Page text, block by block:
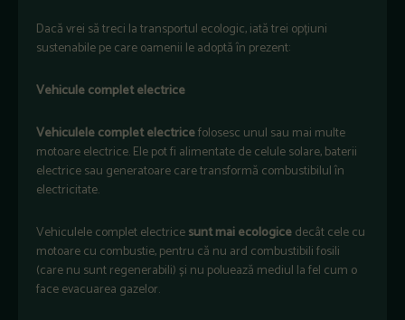
Dacă vrei să treci la transportul ecologic, iată trei opțiuni
sustenabile pe care oamenii le adoptă în prezent:
Vehicule complet electrice
Vehiculele complet electricefolosesc unul sau mai multe
motoare electrice. Ele pot fi alimentate de celule solare, baterii
electrice sau generatoare care transformă combustibilul în
electricitate.
Vehiculele complet electricesunt mai ecologicedecât cele cu
motoare cu combustie, pentru că nu ard combustibili fosili
(care nu sunt regenerabili) și nu poluează mediul la fel cum o
face evacuarea gazelor.